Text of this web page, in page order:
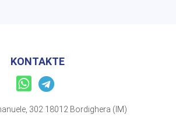
KONTAKTE
302 18012 Bordighera (IM)